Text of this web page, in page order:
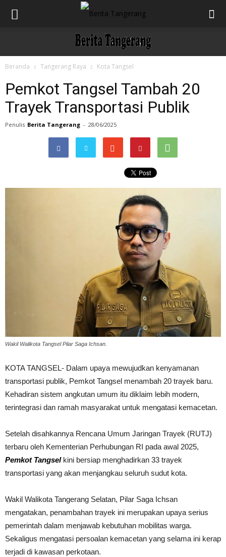
Beranda Tangerang Raya Kota Tangsel
Pemkot Tangsel Tambah 20
Trayek Transportasi Publik
Penulis Berita Tangerang - 28/06/2025
Wakil Walikota Tangsel Pilar Saga Ichsan.
KOTA TANGSEL- Dalam upaya mewujudkan kenyamanan
transportasi publik, Pemkot Tangsel menambah 20 trayek baru.
Kehadiran sistem angkutan umum itu diklaim lebih modern,
terintegrasi dan ramah masyarakat untuk mengatasi kemacetan.
Setelah disahkannya Rencana Umum Jaringan Trayek (RUTJ)
terbaru oleh Kementerian Perhubungan RI pada awal 2025,
Pemkot Tangselkini bersiap menghadirkan 33 trayek
transportasi yang akan menjangkau seluruh sudut kota.
Wakil Walikota Tangerang Selatan, Pilar Saga Ichsan
mengatakan, penambahan trayek ini merupakan upaya serius
pemerintah dalam menjawab kebutuhan mobilitas warga.
Sekaligus mengatasi persoalan kemacetan yang selama ini kerap
terjadi di kawasan perkotaan.